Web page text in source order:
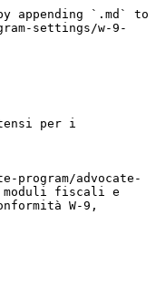
appending `.md` to
settings/w-9-
per i
advocate-
moduli fiscali e
W-9,